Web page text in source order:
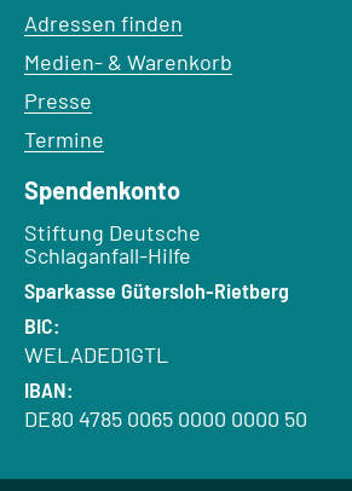
Adressen finden
Medien- & Warenkorb
Presse
Termine
Spendenkonto
Empfänger:
Stiftung Deutsche
Schlaganfall-Hilfe
Bank:
Sparkasse Gütersloh-Rietberg
BIC:
WELADED1GTL
IBAN:
DE80 4785 0065 0000 0000 50